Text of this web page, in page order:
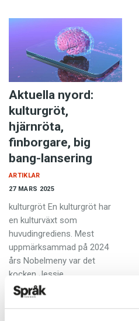
Aktuella nyord:
kulturgröt,
hjärnröta,
finborgare, big
bang-lansering
27 MARS 2025
ARTIKLAR
kulturgröt En kulturgröt har
en kulturväxt som
huvudingrediens. Mest
uppmärk­sammad på 2024
års Nobelmeny var det
kocken ­Jessie
Sommarström ­kallade en
”modern kulturgröt” tillagad